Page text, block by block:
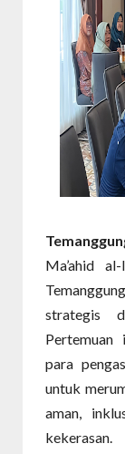
Ma’ahid
strategis
para
untuk
aman,
kekerasan.